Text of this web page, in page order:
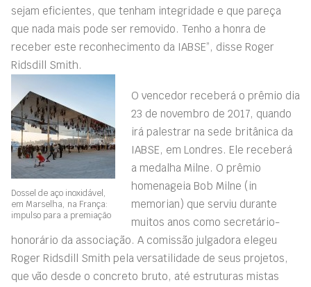
sejam eficientes, que tenham integridade e que pareça
que nada mais pode ser removido. Tenho a honra de
receber este reconhecimento da IABSE”, disse Roger
Ridsdill Smith.
Dossel de aço inoxidável,
em Marselha, na França:
impulso para a premiação
O vencedor receberá o prêmio dia
23 de novembro de 2017, quando
irá palestrar na sede britânica da
IABSE, em Londres. Ele receberá
a medalha Milne. O prêmio
homenageia Bob Milne (in
memorian) que serviu durante
muitos anos como secretário-
honorário da associação. A comissão julgadora elegeu
Roger Ridsdill Smith pela versatilidade de seus projetos,
que vão desde o concreto bruto, até estruturas mistas